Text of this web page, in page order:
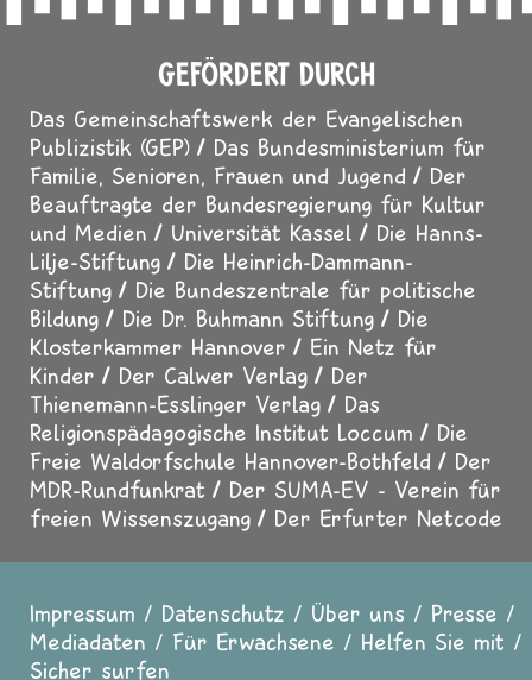
GEFÖRDERT DURCH
Das Gemeinschaftswerk der Evangelischen
Publizistik (GEP)
Das Bundesministerium für
Familie, Senioren, Frauen und Jugend
Der
Beauftragte der Bundesregierung für Kultur
und Medien
Universität Kassel
Die Hanns-
Lilje-Stiftung
Die Heinrich-Dammann-
Stiftung
Die Bundeszentrale für politische
Bildung
Die Dr. Buhmann Stiftung
Die
Klosterkammer Hannover
Ein Netz für
Kinder
Der Calwer Verlag
Der
Thienemann-Esslinger Verlag
Das
Religionspädagogische Institut Loccum
Die
Freie Waldorfschule Hannover-Bothfeld
Der
MDR-Rundfunkrat
Der SUMA-EV - Verein für
freien Wissenszugang
Der Erfurter Netcode
Fußzeile
Impressum Datenschutz Über uns
Presse
Mediadaten
Für Erwachsene
Helfen Sie mit
Sicher surfen